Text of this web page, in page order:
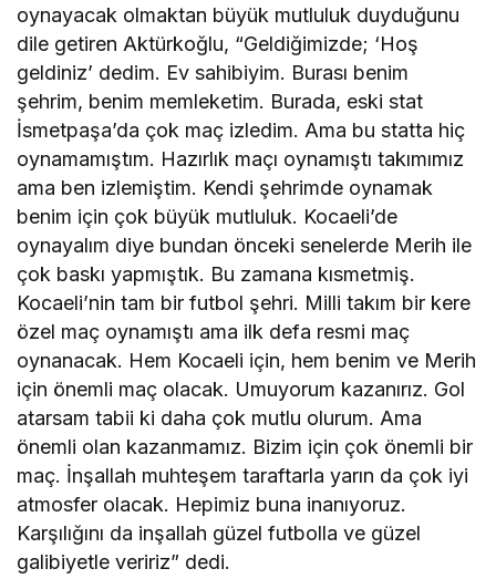
oynayacak olmaktan büyük mutluluk duyduğunu
dile getiren Aktürkoğlu, “Geldiğimizde; ‘Hoş
geldiniz’ dedim. Ev sahibiyim. Burası benim
şehrim, benim memleketim. Burada, eski stat
İsmetpaşa’da çok maç izledim. Ama bu statta hiç
oynamamıştım. Hazırlık maçı oynamıştı takımımız
ama ben izlemiştim. Kendi şehrimde oynamak
benim için çok büyük mutluluk. Kocaeli’de
oynayalım diye bundan önceki senelerde Merih ile
çok baskı yapmıştık. Bu zamana kısmetmiş.
Kocaeli’nin tam bir futbol şehri. Milli takım bir kere
özel maç oynamıştı ama ilk defa resmi maç
oynanacak. Hem Kocaeli için, hem benim ve Merih
için önemli maç olacak. Umuyorum kazanırız. Gol
atarsam tabii ki daha çok mutlu olurum. Ama
önemli olan kazanmamız. Bizim için çok önemli bir
maç. İnşallah muhteşem taraftarla yarın da çok iyi
atmosfer olacak. Hepimiz buna inanıyoruz.
Karşılığını da inşallah güzel futbolla ve güzel
galibiyetle veririz” dedi.